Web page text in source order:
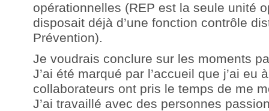
opérationnelles (REP est la seule unité
disposait déjà d’une fonction contrôle
Prévention).
Je voudrais conclure sur les moments
J’ai été marqué par l’accueil que j’ai eu
collaborateurs ont pris le temps de me
J’ai travaillé avec des personnes